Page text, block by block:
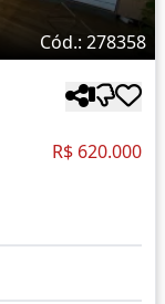
Cód.: 278358
R$ 620.000